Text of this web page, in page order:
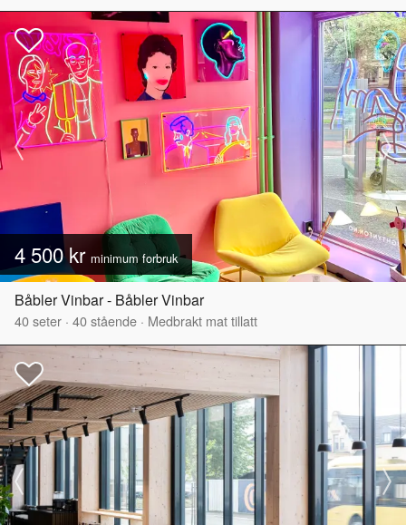
4 500 kr minimum forbruk
Båbler Vinbar - Båbler Vinbar
40seter · 40stående · Medbrakt mat tillatt